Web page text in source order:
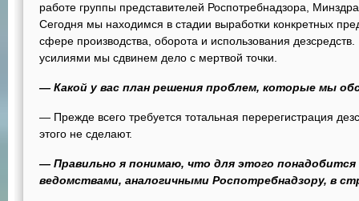
работе группы представителей Роспотребнадзора,
Сегодня мы находимся в стадии выработки конкретных
сфере производства, оборота и использования
усилиями мы сдвинем дело с мертвой точки.
— Какой у вас план решения проблем, которые мы
— Прежде всего требуется тотальная перерегистрация
этого не сделают.
— Правильно я понимаю, что для этого понадобится
ведомствами, аналогичными Роспотребнадзору, в